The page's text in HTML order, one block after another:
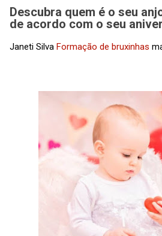
Descubra quem é o seu
de acordo com o seu
Janeti Silva Formação de bruxinhas